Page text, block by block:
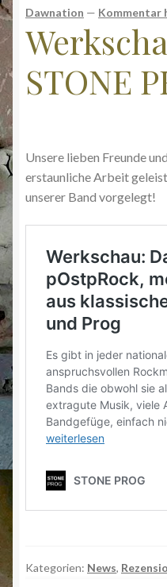
Dawnation — Kommentar
STONE
Unsere lieben Freunde
erstaunliche Arbeit
unserer Band vorgelegt!
Kategorien: News,